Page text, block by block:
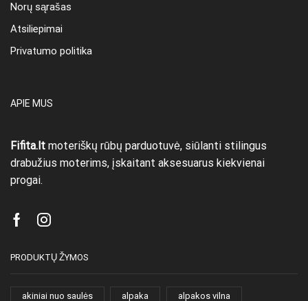
Norų sąrašas
Atsiliepimai
Privatumo politika
APIE MUS
Fifita.lt moteriškų rūbų parduotuvė, siūlanti stilingus
drabužius moterims, įskaitant aksesuarus kiekvienai
progai.
FacebookInstagram
PRODUKTŲ ŽYMOS
akiniai nuo saulės alpaka alpakos vilna